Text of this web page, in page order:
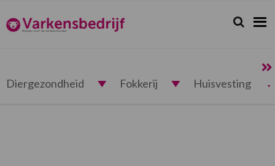
de
hoofdnavigatie
de
hoofd
de
eerste
de
voettekst
Varkensbedrijf.nl Zoeken...
Zoek
Diergezondheid Fokkerij Huisvesting